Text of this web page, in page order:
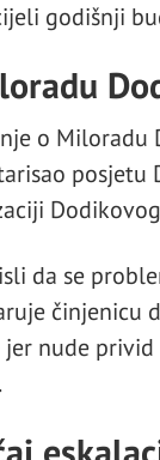
godišnji
o Miloradu
posjetu
da se
činjenicu
jer nude